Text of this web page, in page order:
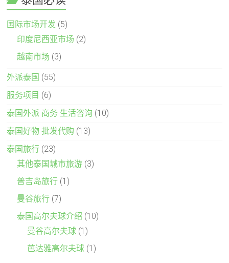
国际市场开发 (5)
印度尼西亚市场 (2)
越南市场 (3)
外派泰国 (55)
服务项目 (6)
泰国外派 商务 生活咨询 (10)
泰国好物 批发代购 (13)
泰国旅行 (23)
其他泰国城市旅游 (3)
普吉岛旅行 (1)
曼谷旅行 (7)
泰国高尔夫球介绍 (10)
曼谷高尔夫球 (1)
芭达雅高尔夫球 (1)